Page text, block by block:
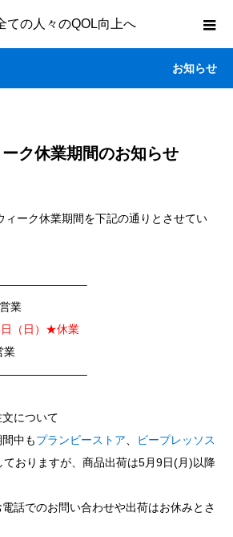
ての人々のQOL向上へ
お知らせ
ク休業期間のお知らせ
ィーク休業期間を下記の通りとさせてい
業
（日）★休業
業
について
中もプランビーストア
ビープレッソス
ておりますが、商品出荷は5月9日(月)以降
話でのお問い合わせや出荷はお休みとさ